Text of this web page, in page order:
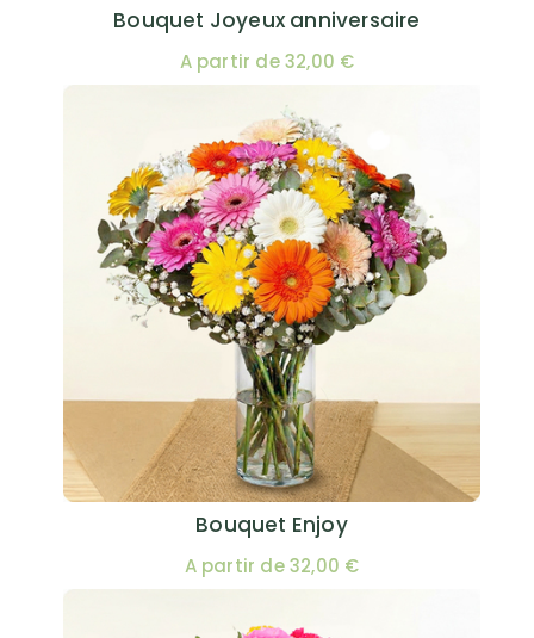
Bouquet Joyeux anniversaire
A partir de 32,00 €
Bouquet Enjoy
A partir de 32,00 €